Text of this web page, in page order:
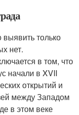
только
нет.
в том, что
начали в XVII
открытий и
между Западом
в этом веке